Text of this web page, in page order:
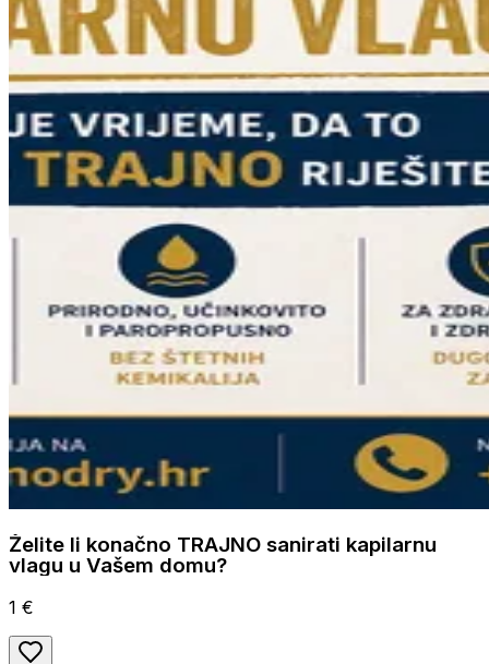
Želite li konačno TRAJNO sanirati kapilarnu
vlagu u Vašem domu?
1 €